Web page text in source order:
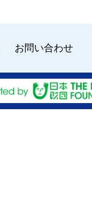
お問い合わせ